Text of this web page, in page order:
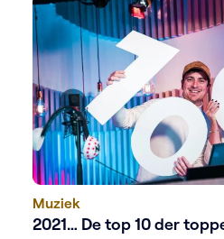
Muziek
2021… De top 10 der